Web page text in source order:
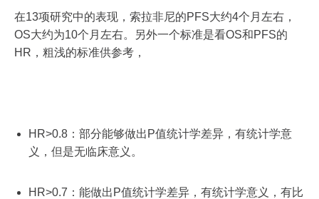
在13项研究中的表现，索拉非尼的PFS大约4个月左右，
OS大约为10个月左右。另外一个标准是看OS和PFS的
HR，粗浅的标准供参考，
HR>0.8：部分能够做出P值统计学差异，有统计学意
义，但是无临床意义。
HR>0.7：能做出P值统计学差异，有统计学意义，有比